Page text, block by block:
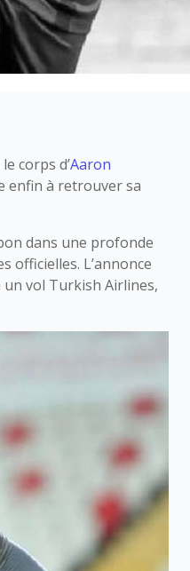
corps d’Aaron
enfin à retrouver sa
dans une profonde
officielles. L’annonce
vol Turkish Airlines,